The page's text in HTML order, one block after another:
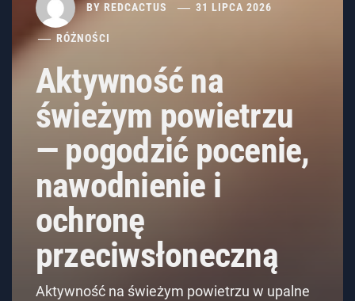
BY REDCACTUS 31 LIPCA 2026
RÓŻNOŚCI
Aktywność na
świeżym powietrzu
— pogodzić pocenie,
nawodnienie i
ochronę
przeciwsłoneczną
Aktywność na świeżym powietrzu w upalne